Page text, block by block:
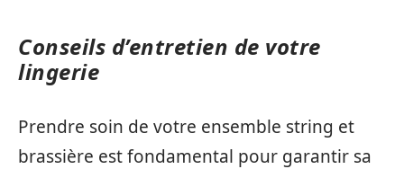
Conseils d’entretien de votre
lingerie
Prendre soin de votre ensemble string et
brassière est fondamental pour garantir sa